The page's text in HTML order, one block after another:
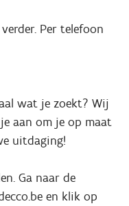
Per telefoon
wat je zoekt? Wij
aan om je op maat
uitdaging!
Ga naar de
en klik op